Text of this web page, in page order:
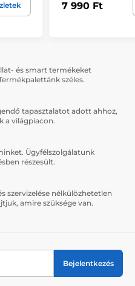
sorolt
póráz
7 990 Ft
és smart termékeket
széles.
tapasztalatot adott ahhoz,
a világpiacon.
Ügyfélszolgálatunk
részesült.
szervizelése nélkülözhetetlen
amire szüksége van.
Bejelentkezés